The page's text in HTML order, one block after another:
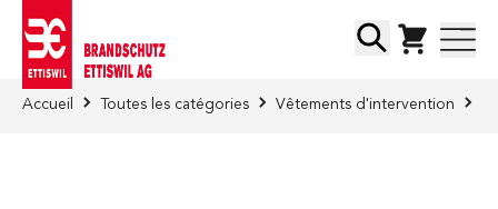
Chercher
Accueil Toutes les catégories Vêtements d'intervention